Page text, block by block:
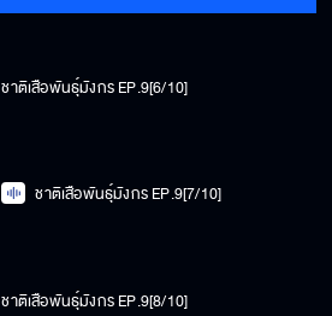
ชาติเสือพันธุ์มังกร EP.9[6/10]
ชาติเสือพันธุ์มังกร EP.9[7/10]
ชาติเสือพันธุ์มังกร EP.9[8/10]